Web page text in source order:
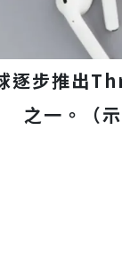
步推出
之一。（